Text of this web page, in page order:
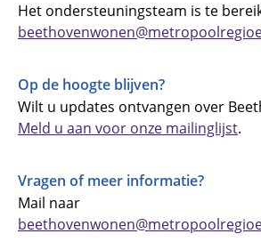
Het ondersteuningsteam is te
Op de hoogte blijven?
Wilt u updates ontvangen over
Meld u aan voor onze mailinglijst.
Vragen of meer informatie?
Mail naar